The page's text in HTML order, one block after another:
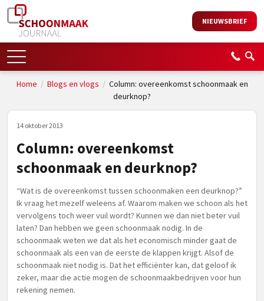
NIEUWSBRIEF
Home / Blogs en vlogs / Column: overeenkomst schoonmaak en
deurknop?
14 oktober 2013
Column: overeenkomst
schoonmaak en deurknop?
“Wat is de overeenkomst tussen schoonmaken een deurknop?”
Ik vraag het mezelf weleens af. Waarom maken we schoon als het
vervolgens toch weer vuil wordt? Kunnen we dan niet beter vuil
laten? Dan hebben we geen schoonmaak nodig. In de
schoonmaak weten we dat als het economisch minder gaat de
schoonmaak als een van de eerste de klappen krijgt. Alsof de
schoonmaak niet nodig is. Dat het efficiënter kan, dat geloof ik
zeker, maar die actie mogen de schoonmaakbedrijven voor hun
rekening nemen.